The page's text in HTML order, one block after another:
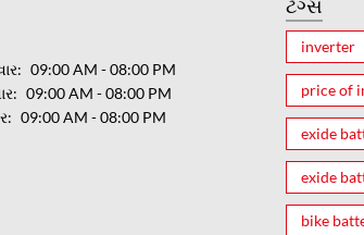
09:00 AM - 08:00 PM
09:00 AM - 08:00 PM
09:00 AM - 08:00 PM
ટૅગ્સ
inverter
price of
exide
exide
bike